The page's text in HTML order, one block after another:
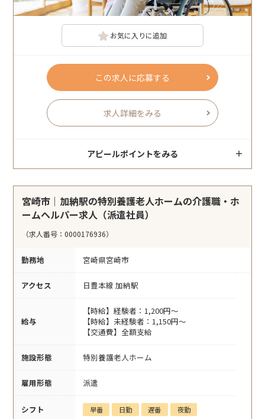
お気に入りに追加
この求人に応募する
求人詳細をみる
アピールポイントをみる
宮崎市｜加納駅の特別養護老人ホームの介護職・ホ
ームヘルパー求人（派遣社員）
（求人番号：0000176936）
勤務地 宮崎県宮崎市
アクセス 日豊本線 加納駅
給与
【時給】経験者：1,200円～
【時給】未経験者：1,150円～
【交通費】全額支給
施設形態 特別養護老人ホーム
雇用形態 派遣
シフト 早番 日勤 遅番 夜勤